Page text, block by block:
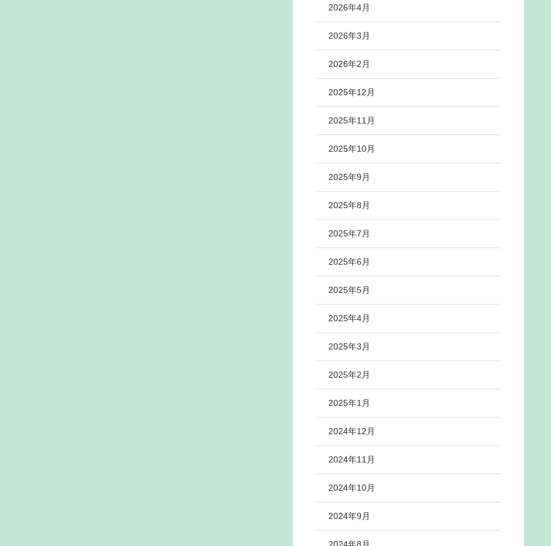
2026年4月
2026年3月
2026年2月
2025年12月
2025年11月
2025年10月
2025年9月
2025年8月
2025年7月
2025年6月
2025年5月
2025年4月
2025年3月
2025年2月
2025年1月
2024年12月
2024年11月
2024年10月
2024年9月
2024年8月